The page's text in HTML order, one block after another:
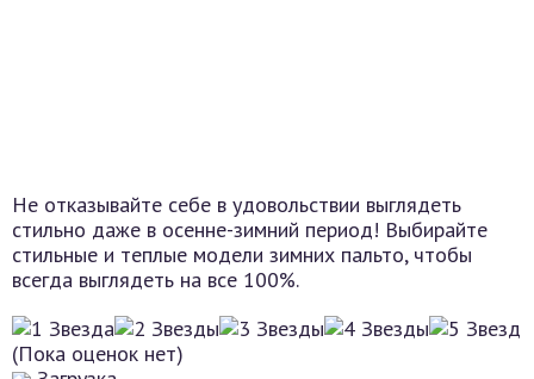
Не отказывайте себе в удовольствии выглядеть
стильно даже в осенне-зимний период! Выбирайте
стильные и теплые модели зимних пальто, чтобы
всегда выглядеть на все 100%.
(Пока оценок нет)